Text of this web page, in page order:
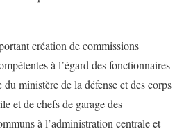
création de commissions
à l’égard des fonctionnaires
ministère de la défense et des corps
et de chefs de garage des
à l’administration centrale et